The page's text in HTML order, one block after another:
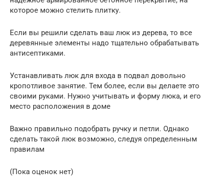
которое можно стелить плитку.
Если вы решили сделать ваш люк из дерева, то все
деревянные элементы надо тщательно обрабатывать
антисептиками.
Устанавливать люк для входа в подвал довольно
кропотливое занятие. Тем более, если вы делаете это
своими руками. Нужно учитывать и форму люка, и его
место расположения в доме
Важно правильно подобрать ручку и петли. Однако
сделать такой люк возможно, следуя определенным
правилам
(Пока оценок нет)